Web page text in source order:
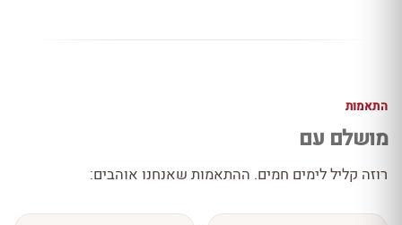
התאמות
מושלם עם
רוזה קליל לימים חמים. ההתאמות שאנחנו אוהבים: